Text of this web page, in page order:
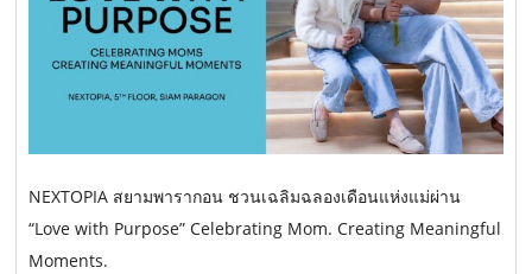
NEXTOPIA สยามพารากอน ชวนเฉลิมฉลองเดือนแห่งแม่ผ่าน
“Love with Purpose” Celebrating Mom. Creating Meaningful
Moments.